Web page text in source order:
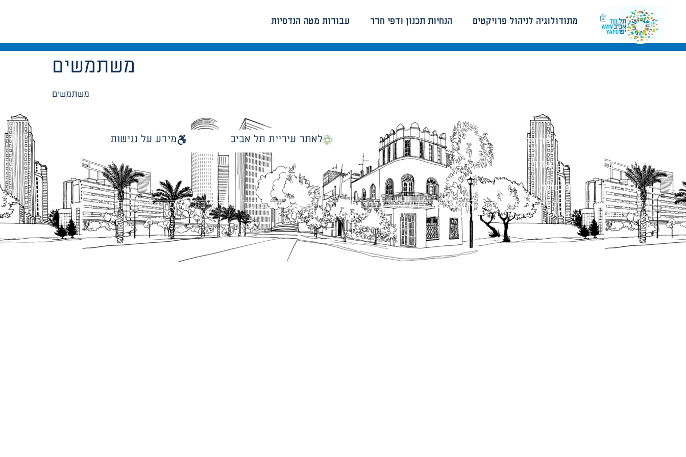
עבודות מטה הנדסיות הנחיות תכנון ודפי חדר מתודולוגיה לניהול פרויקטים
משתמשים
משתמשים
עבודות מטה הנדסיות
הנחיות תכנון ודפי חדר
מתודולוגיה לניהול פרויקטים לאתר עיריית תל אביב מידע על נגישות
כל הזכויות שמורות לעיריית תל-אביב-יפו. האתר מספק מידע כללי בלבד ומאגד הנחיות תכנוניות בלבד למבני ציבור על פי נהלי עיריית תל אביב-יפו.
הנוסח המחייב הוא זה הקבוע בהוראות הדין הרלוונטיות כפי שתהיינה בתוקף מעת לעת.